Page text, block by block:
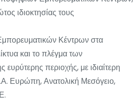
ιδιοκτησίας τους
Κέντρων στα
και το πλέγμα των
περιοχής, με ιδιαίτερη
Ευρώπη, Ανατολική Μεσόγειο,